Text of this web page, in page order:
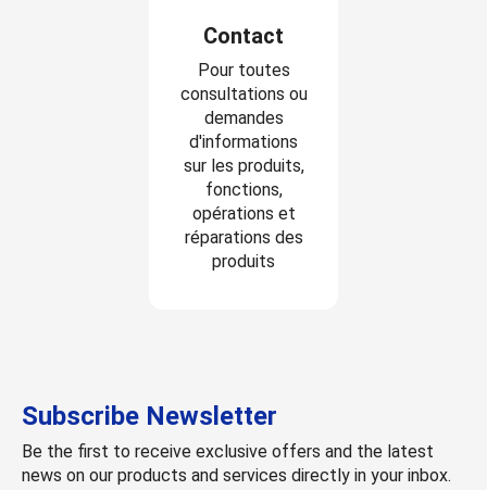
Contact
Pour toutes
consultations ou
demandes
d'informations
sur les produits,
fonctions,
opérations et
réparations des
produits
Subscribe Newsletter
Be the first to receive exclusive offers and the latest
news on our products and services directly in your inbox.